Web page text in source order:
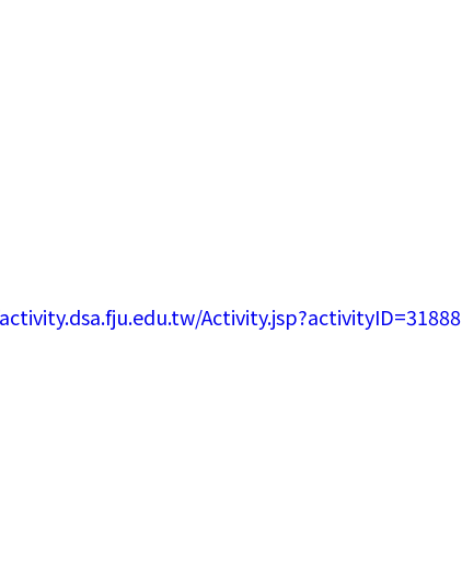
Activity.jsp?activityID=31888